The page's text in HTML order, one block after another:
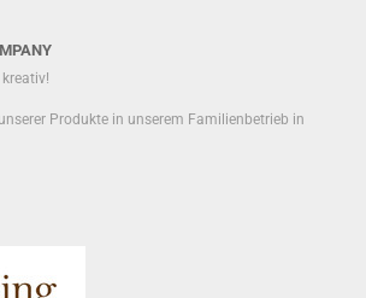
Produkte in unserem Familienbetrieb in